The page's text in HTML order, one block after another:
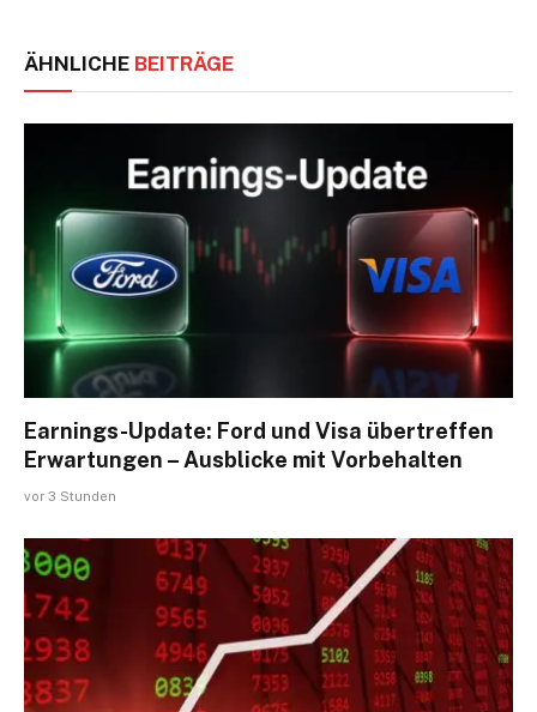
ÄHNLICHE BEITRÄGE
Earnings-Update: Ford und Visa übertreffen
Erwartungen – Ausblicke mit Vorbehalten
vor 3 Stunden